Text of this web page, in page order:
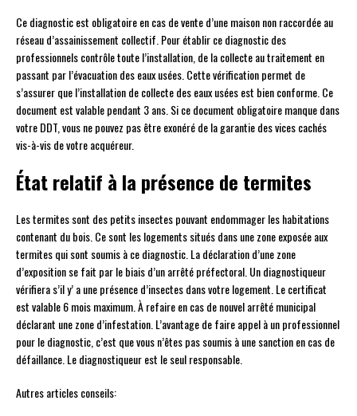
Ce diagnostic est obligatoire en cas de vente d’une maison non raccordée au
réseau d’assainissement collectif. Pour établir ce diagnostic des
professionnels contrôle toute l’installation, de la collecte au traitement en
passant par l’évacuation des eaux usées. Cette vérification permet de
s’assurer que l’installation de collecte des eaux usées est bien conforme. Ce
document est valable pendant 3 ans. Si ce document obligatoire manque dans
votre DDT, vous ne pouvez pas être exonéré de la garantie des vices cachés
vis-à-vis de votre acquéreur.
État relatif à la présence de termites
Les termites sont des petits insectes pouvant endommager les habitations
contenant du bois. Ce sont les logements situés dans une zone exposée aux
termites qui sont soumis à ce diagnostic. La déclaration d’une zone
d’exposition se fait par le biais d’un arrêté préfectoral. Un diagnostiqueur
vérifiera s’il y’ a une présence d’insectes dans votre logement. Le certificat
est valable 6 mois maximum. À refaire en cas de nouvel arrêté municipal
déclarant une zone d’infestation. L’avantage de faire appel à un professionnel
pour le diagnostic, c’est que vous n’êtes pas soumis à une sanction en cas de
défaillance. Le diagnostiqueur est le seul responsable.
Autres articles conseils: